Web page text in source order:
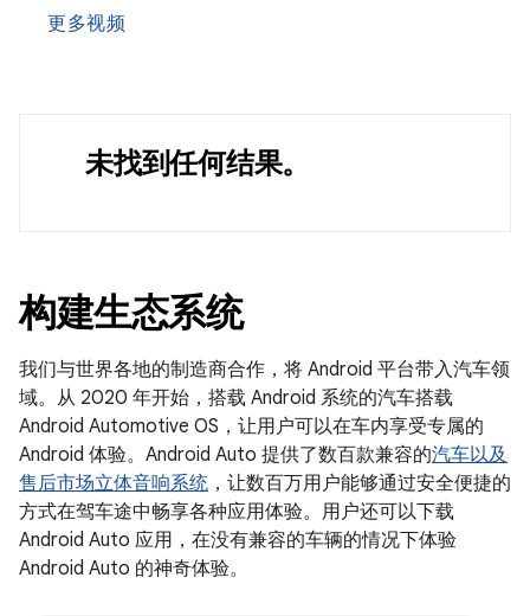
更多视频
未找到任何结果。
构建生态系统
我们与世界各地的制造商合作，将 Android 平台带入汽车领
域。从 2020 年开始，搭载 Android 系统的汽车搭载
Android Automotive OS，让用户可以在车内享受专属的
Android 体验。Android Auto 提供了数百款兼容的汽车以及
售后市场立体音响系统 ，让数百万用户能够通过安全便捷的
方式在驾车途中畅享各种应用体验。用户还可以下载
Android Auto 应用，在没有兼容的车辆的情况下体验
Android Auto 的神奇体验。